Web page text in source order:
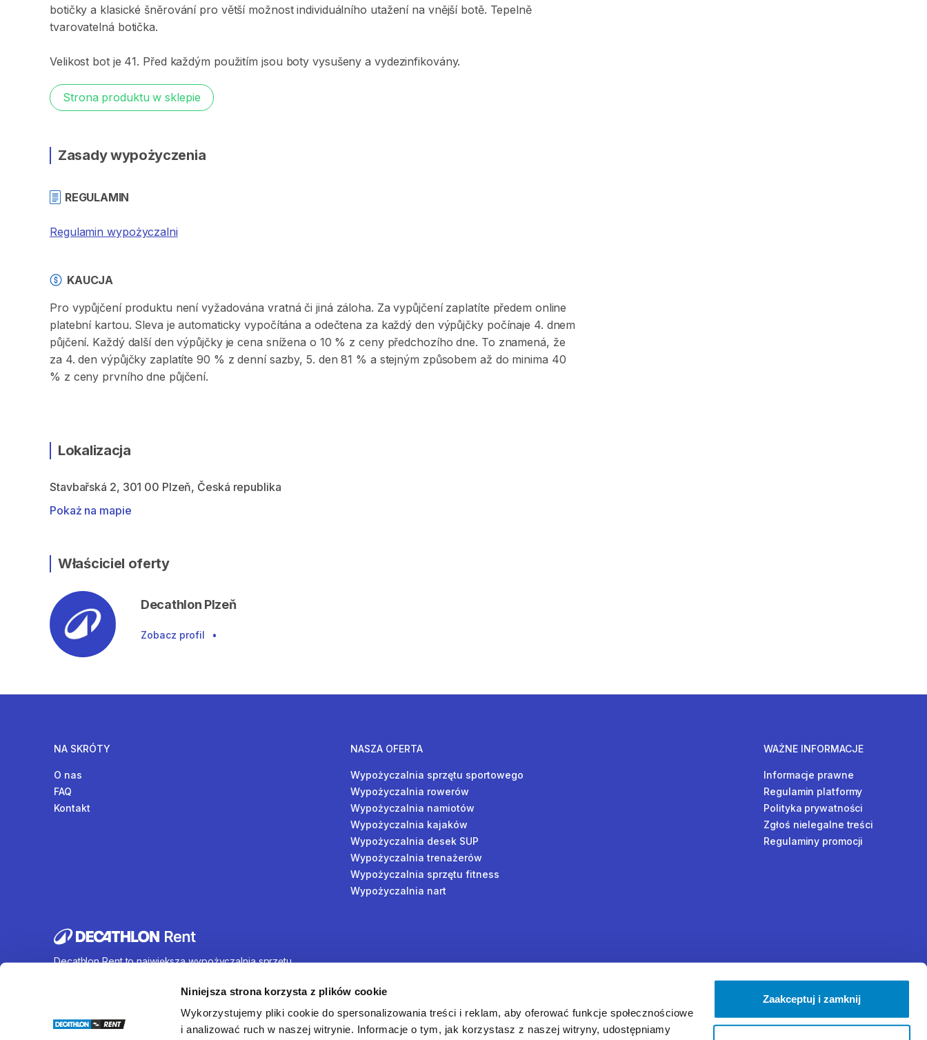
Niniejsza strona korzysta z plików cookie
Wykorzystujemy pliki cookie do spersonalizowania treści i reklam, aby oferować funkcje społecznościowe
i analizować ruch w naszej witrynie. Informacje o tym, jak korzystasz z naszej witryny, udostępniamy
Zaakceptuj i zamknij
botičky a klasické šněrování pro větší možnost individuálního utažení na vnější botě. Tepelně
tvarovatelná botička.
Velikost bot je 41. Před každým použitím jsou boty vysušeny a vydezinfikovány.
Strona produktu w sklepie
Zasady wypożyczenia
REGULAMIN
Regulamin wypożyczalni
KAUCJA
Pro vypůjčení produktu není vyžadována vratná či jiná záloha. Za vypůjčení zaplatíte předem online
platební kartou. Sleva je automaticky vypočítána a odečtena za každý den výpůjčky počínaje 4. dnem
půjčení. Každý další den výpůjčky je cena snížena o 10 % z ceny předchozího dne. To znamená, že
za 4. den výpůjčky zaplatíte 90 % z denní sazby, 5. den 81 % a stejným způsobem až do minima 40
% z ceny prvního dne půjčení.
Lokalizacja
Stavbařská 2, 301 00 Plzeň, Česká republika
Pokaż na mapie
Właściciel oferty
Decathlon Plzeň
Zobacz profil •
NA SKRÓTY
O nas
FAQ
Kontakt
NASZA OFERTA
Wypożyczalnia sprzętu sportowego
Wypożyczalnia rowerów
Wypożyczalnia namiotów
Wypożyczalnia kajaków
Wypożyczalnia desek SUP
Wypożyczalnia trenażerów
Wypożyczalnia sprzętu fitness
Wypożyczalnia nart
WAŻNE INFORMACJE
Informacje prawne
Regulamin platformy
Polityka prywatności
Zgłoś nielegalne treści
Regulaminy promocji
Decathlon Rent to największa wypożyczalnia sprzętu
wynajem rowerów, sprzętu turystycznego, sprzętu do